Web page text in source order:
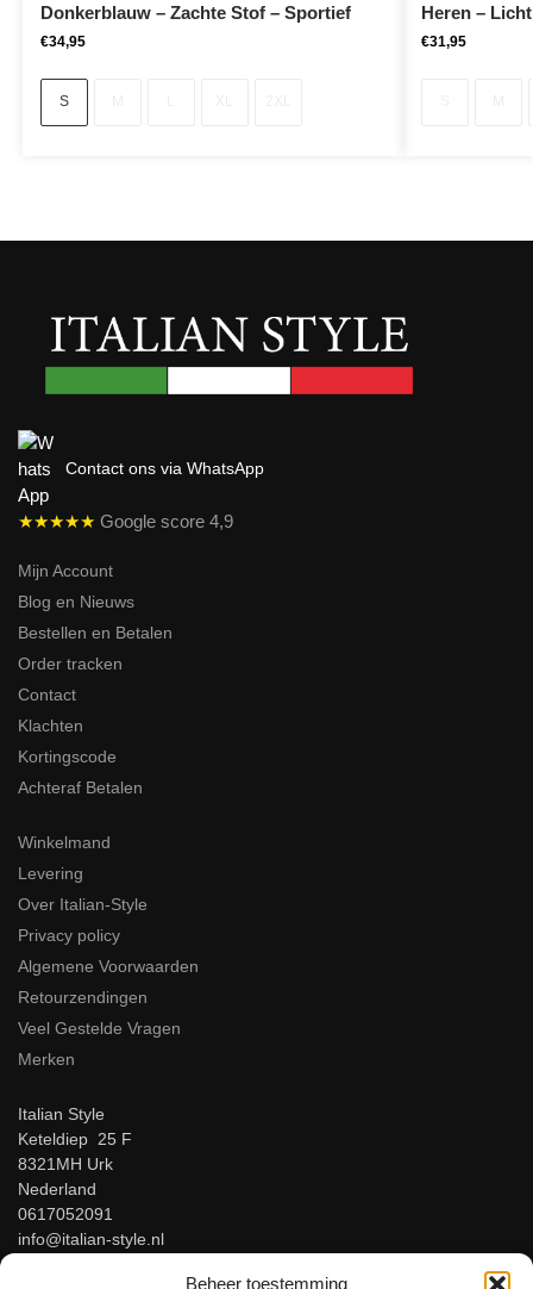
Beheer toestemming
Donkerblauw – Zachte Stof – Sportief
€34,95
S
Heren –
€31,95
Contact ons via WhatsApp
★★★★★ Google score 4,9
Mijn Account
Blog en Nieuws
Bestellen en Betalen
Order tracken
Contact
Klachten
Kortingscode
Achteraf Betalen
Winkelmand
Levering
Over Italian-Style
Privacy policy
Algemene Voorwaarden
Retourzendingen
Veel Gestelde Vragen
Merken
Italian Style
Keteldiep 25 F
8321MH Urk
Nederland
0617052091
info@italian-style.nl